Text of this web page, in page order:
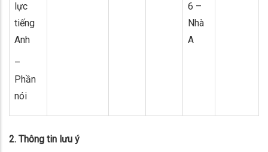
lực
tiếng
Anh
–
Phần
nói
6 –
Nhà
A
2. Thông tin lưu ý